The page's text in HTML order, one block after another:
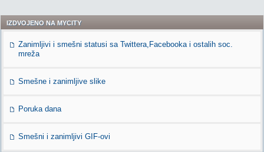
IZDVOJENO NA MYCITY
Zanimljivi i smešni statusi sa Twittera,Facebooka i ostalih soc.
mreža
Smešne i zanimljive slike
Poruka dana
Smešni i zanimljivi GIF-ovi